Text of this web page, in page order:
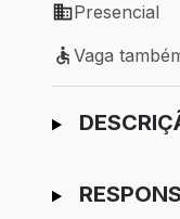
Modelo de
Presencial
Vaga também
Vaga
Ir para